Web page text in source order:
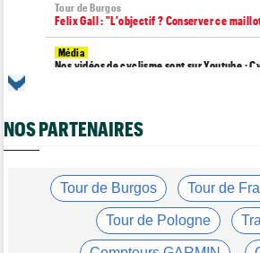
Tour de Burgos
Felix Gall : "L'objectif ? Conserver ce
Média
Nos vidéos de cyclisme sont sur Youtube :
WorldTour
Transfert
La Soudal Quick-Step recrute un
de 24 ans
NOS PARTENAIRES
Tour de Burgos Tour de
Tour de Pologne